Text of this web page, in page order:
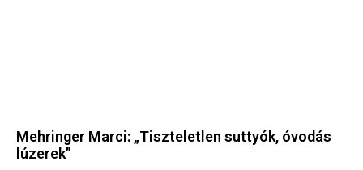
Mehringer Marci: „Tiszteletlen suttyók, óvodás
lúzerek”